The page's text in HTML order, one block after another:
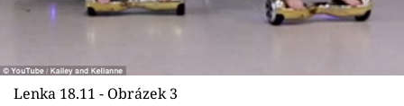
Lenka 18.11 - Obrázek 3